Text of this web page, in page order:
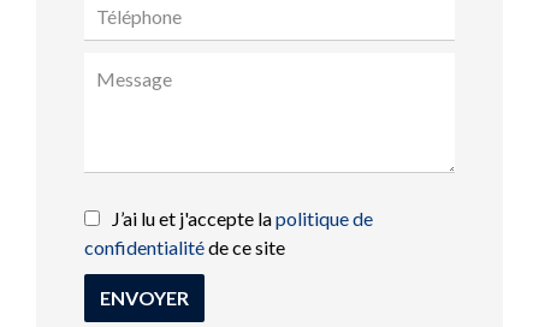
J’ai lu et j'accepte lapolitique de
confidentialitéde ce site
ENVOYER